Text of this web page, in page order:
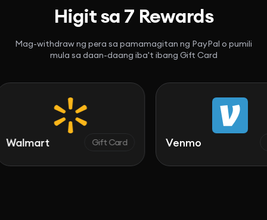
Higit sa 7 Rewards
Mag-withdraw ng pera sa pamamagitan ng PayPal o pumili
mula sa daan-daang iba't ibang Gift Card
Gift Card Venmo